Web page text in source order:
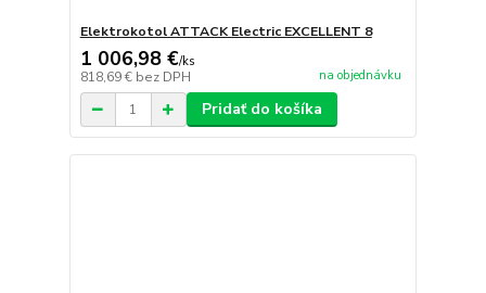
Elektrokotol ATTACK Electric EXCELLENT 8
1 006,98 €/ks
818,69 € bez DPH na objednávku
Pridať do košíka